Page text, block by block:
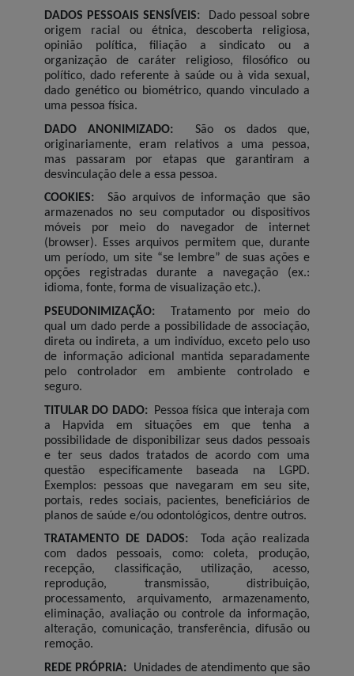
DADOS PESSOAIS SENSÍVEIS: Dado pessoal sobre
origem racial ou étnica, descoberta religiosa,
opinião política, filiação a sindicato ou a
organização de caráter religioso, filosófico ou
político, dado referente à saúde ou à vida sexual,
dado genético ou biométrico, quando vinculado a
uma pessoa física.
DADO ANONIMIZADO: São os dados que,
originariamente, eram relativos a uma pessoa,
mas passaram por etapas que garantiram a
desvinculação dele a essa pessoa.
COOKIES: São arquivos de informação que são
armazenados no seu computador ou dispositivos
móveis por meio do navegador de internet
(browser). Esses arquivos permitem que, durante
um período, um site “se lembre” de suas ações e
opções registradas durante a navegação (ex.:
idioma, fonte, forma de visualização etc.).
PSEUDONIMIZAÇÃO: Tratamento por meio do
qual um dado perde a possibilidade de associação,
direta ou indireta, a um indivíduo, exceto pelo uso
de informação adicional mantida separadamente
pelo controlador em ambiente controlado e
seguro.
TITULAR DO DADO:Pessoa física que interaja com
a Hapvida em situações em que tenha a
possibilidade de disponibilizar seus dados pessoais
e ter seus dados tratados de acordo com uma
questão especificamente baseada na LGPD.
Exemplos: pessoas que navegaram em seu site,
portais, redes sociais, pacientes, beneficiários de
planos de saúde e/ou odontológicos, dentre outros.
TRATAMENTO DE DADOS: Toda ação realizada
com dados pessoais, como: coleta, produção,
recepção, classificação, utilização, acesso,
reprodução, transmissão, distribuição,
processamento, arquivamento, armazenamento,
eliminação, avaliação ou controle da informação,
alteração, comunicação, transferência, difusão ou
remoção.
REDE PRÓPRIA: Unidades de atendimento que são